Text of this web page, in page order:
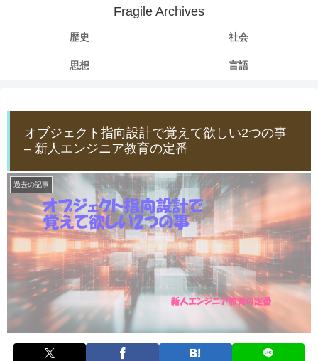
Fragile Archives
歴史 社会
思想 言語
オブジェクト指向設計で覚えて欲しい2つの事
– 新人エンジニア教育の定番
過去の記事